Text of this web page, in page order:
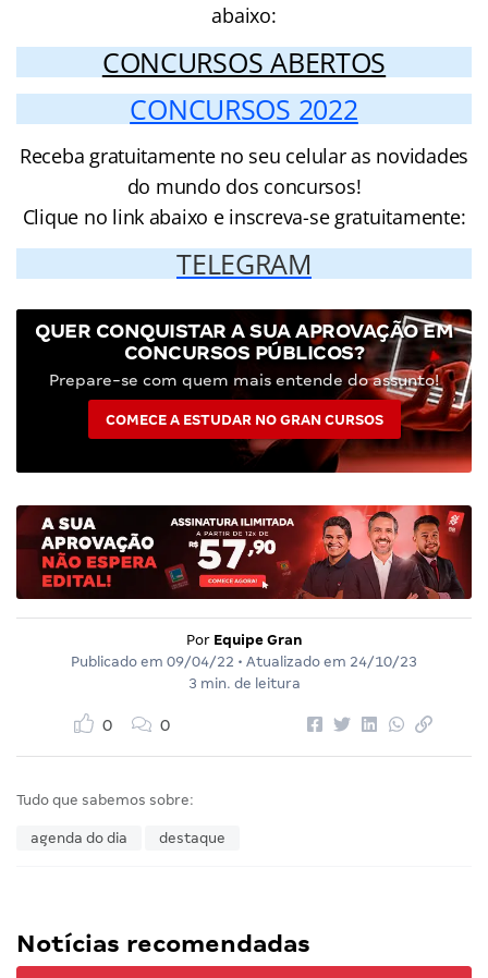
abaixo:
CONCURSOS ABERTOS
CONCURSOS 2022
Receba gratuitamente no seu celular as novidades
do mundo dos concursos!
Clique no link abaixo e inscreva-se gratuitamente:
TELEGRAM
QUER CONQUISTAR A SUA APROVAÇÃO EM
CONCURSOS PÚBLICOS?
Prepare-se com quem mais entende do assunto!
COMECE A ESTUDAR NO GRAN CURSOS
Por Equipe Gran
Publicado em 09/04/22 • Atualizado em 24/10/23
3 min. de leitura
0 0
Tudo que sabemos sobre:
agenda do dia destaque
Notícias recomendadas